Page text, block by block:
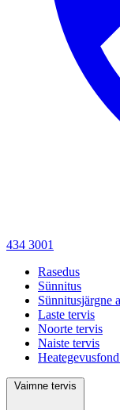
434 3001
Rasedus
Sünnitus
Sünnitusjärgne
Laste tervis
Noorte tervis
Naiste tervis
Vaimne tervis